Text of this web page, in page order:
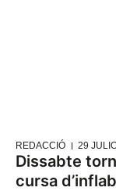
REDACCIÓ 29
Dissabte
cursa